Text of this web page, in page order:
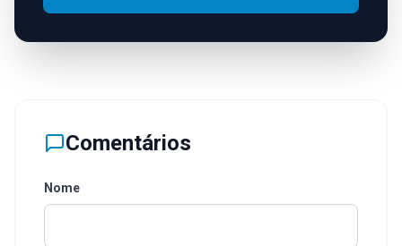
Comentários
Nome